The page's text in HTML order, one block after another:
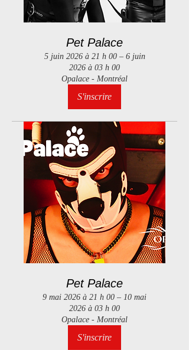
Pet Palace
5 juin 2026 à 21 h 00 – 6 juin
2026 à 03 h 00
Opalace - Montréal
S'inscrire
Pet Palace
9 mai 2026 à 21 h 00 – 10 mai
2026 à 03 h 00
Opalace - Montréal
S'inscrire